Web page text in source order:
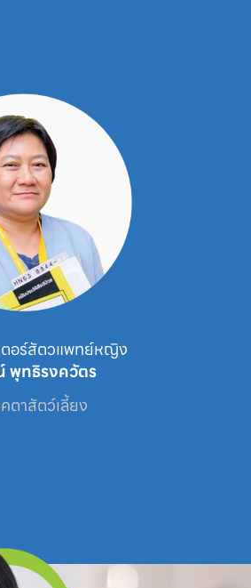
อร์สัตวแพทย์หญิง
พุทธิรงควัตร
ตาสัตว์เลี้ยง